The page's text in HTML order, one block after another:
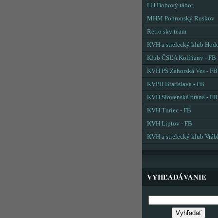
LH Dobový tábor
MHM Pohronský Ruskov
Retro sky team
KVH a strelecký klub
Klub ČSĽA Kolíňany - FB
KVH PS Záhorská Ves - FB
KVPH Bratislava - FB
KVH Slovenská brána - FB
KVH Turiec - FB
KVH Liptov - FB
KVH a strelecký klub
VYHĽADÁVANIE